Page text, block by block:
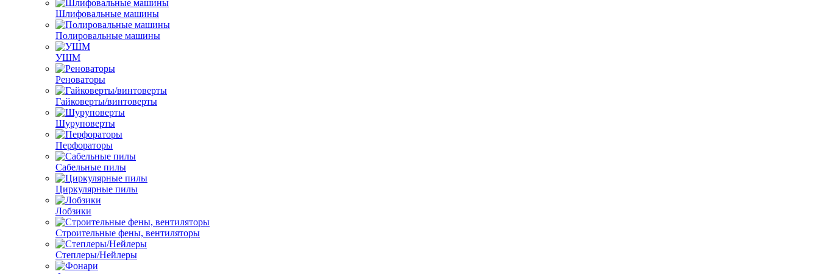
Шлифовальные машины
Полировальные машины
УШМ
Реноваторы
Гайковерты/винтоверты
Шуруповерты
Перфораторы
Сабельные пилы
Циркулярные пилы
Лобзики
Строительные фены, вентиляторы
Степлеры/Нейлеры